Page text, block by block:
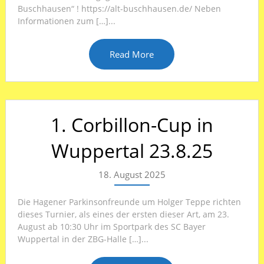
Buschhausen“ ! https://alt-buschhausen.de/ Neben
Informationen zum […]...
Read More
1. Corbillon-Cup in
Wuppertal 23.8.25
18. August 2025
Die Hagener Parkinsonfreunde um Holger Teppe richten
dieses Turnier, als eines der ersten dieser Art, am 23.
August ab 10:30 Uhr im Sportpark des SC Bayer
Wuppertal in der ZBG-Halle […]...